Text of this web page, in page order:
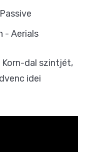
- Aerials
Korn-dal szintjét,
idei